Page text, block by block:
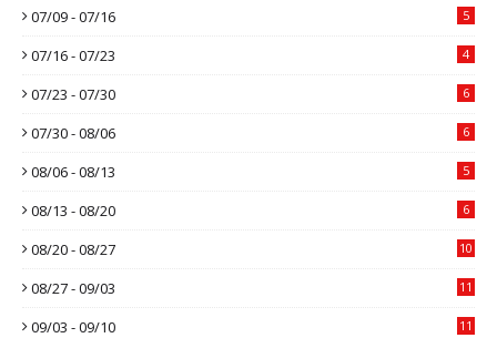
07/09 - 07/16 5
07/16 - 07/23 4
07/23 - 07/30 6
07/30 - 08/06 6
08/06 - 08/13 5
08/13 - 08/20 6
08/20 - 08/27 10
08/27 - 09/03 11
09/03 - 09/10 11